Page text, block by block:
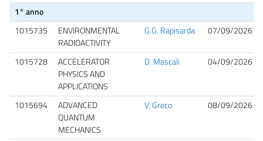
1° anno
1015735
ENVIRONMENTAL
RADIOACTIVITY
G.G. Rapisarda 07/09/2026
1015728
ACCELERATOR
PHYSICS AND
APPLICATIONS
D. Mascali 04/09/2026
1015694
ADVANCED
QUANTUM
MECHANICS
V. Greco 08/09/2026